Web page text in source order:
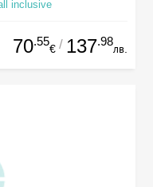
inclusive
70.55
€ / 137.98
лв.